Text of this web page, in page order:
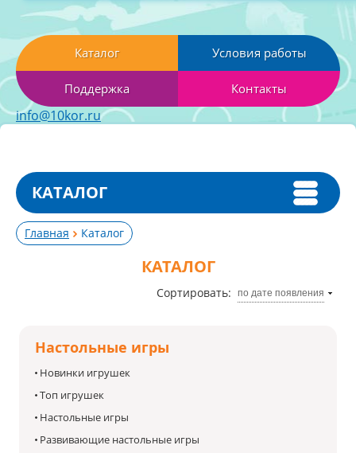
Каталог Условия работы
Поддержка Контакты
info@10kor.ru
КАТАЛОГ
Главная Каталог
КАТАЛОГ
Сортировать: по дате появления
Настольные игры
Новинки игрушек
Топ игрушек
Настольные игры
Развивающие настольные игры